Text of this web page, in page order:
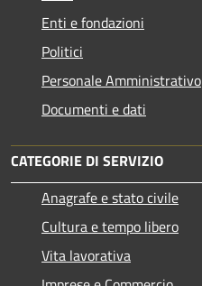
Enti e fondazioni
Politici
Personale Amministrativo
Documenti e dati
CATEGORIE DI SERVIZIO
Anagrafe e stato civile
Cultura e tempo libero
Vita lavorativa